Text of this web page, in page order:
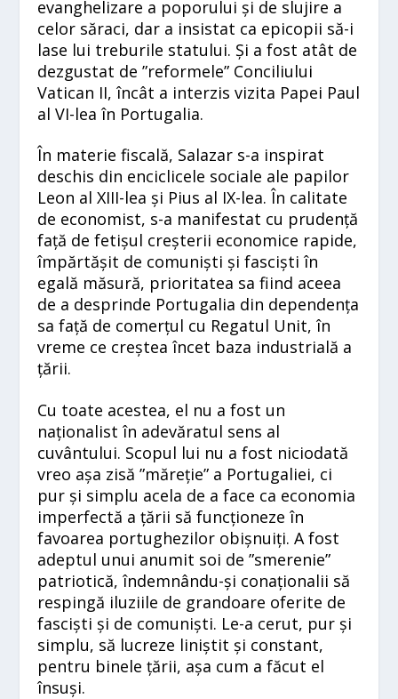
evanghelizare a poporului și de slujire a
celor săraci, dar a insistat ca epicopii să-i
lase lui treburile statului. Și a fost atât de
dezgustat de ”reformele” Conciliului
Vatican II, încât a interzis vizita Papei Paul
al VI-lea în Portugalia.
În materie fiscală, Salazar s-a inspirat
deschis din enciclicele sociale ale papilor
Leon al XIII-lea și Pius al IX-lea. În calitate
de economist, s-a manifestat cu prudență
față de fetișul creșterii economice rapide,
împărtășit de comuniști și fasciști în
egală măsură, prioritatea sa fiind aceea
de a desprinde Portugalia din dependența
sa față de comerțul cu Regatul Unit, în
vreme ce creștea încet baza industrială a
țării.
Cu toate acestea, el nu a fost un
naționalist în adevăratul sens al
cuvântului. Scopul lui nu a fost niciodată
vreo așa zisă ”măreție” a Portugaliei, ci
pur și simplu acela de a face ca economia
imperfectă a țării să funcționeze în
favoarea portughezilor obișnuiți. A fost
adeptul unui anumit soi de ”smerenie”
patriotică, îndemnându-și conaționalii să
respingă iluziile de grandoare oferite de
fasciști și de comuniști. Le-a cerut, pur și
simplu, să lucreze liniștit și constant,
pentru binele țării, așa cum a făcut el
însuși.